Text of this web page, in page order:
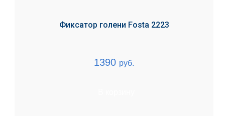
Фиксатор голени Fosta 2223
1390 руб.